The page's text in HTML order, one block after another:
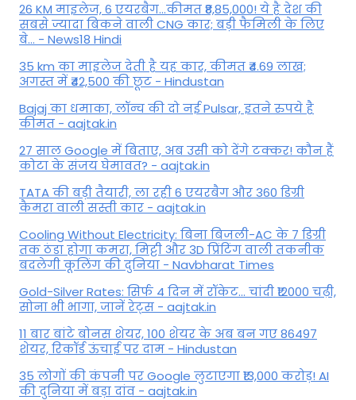
26 KM माइलेज, 6 एयरबैग...कीमत ₹8,85,000! ये है देश की
सबसे ज्यादा बिकने वाली CNG कार; बड़ी फैमिली के लिए
बे... - News18 Hindi
35 km का माइलेज देती है यह कार, कीमत ₹4.69 लाख;
अगस्त में ₹42,500 की छूट - Hindustan
Bajaj का धमाका, लॉन्च की दो नई Pulsar, इतने रुपये है
कीमत - aajtak.in
27 साल Google में बिताए, अब उसी को देंगे टक्कर! कौन हैं
कोटा के संजय घेमावत? - aajtak.in
TATA की बड़ी तैयारी, ला रही 6 एयरबैग और 360 डिग्री
कैमरा वाली सस्ती कार - aajtak.in
Cooling Without Electricity: बिना बिजली-AC के 7 डिग्री
तक ठंडा होगा कमरा, मिट्टी और 3D प्रिंटिंग वाली तकनीक
बदलेगी कूलिंग की दुनिया - Navbharat Times
Gold-Silver Rates: सिर्फ 4 दिन में रॉकेट... चांदी ₹12000 चढ़ी,
सोना भी भागा, जानें रेट्स - aajtak.in
11 बार बांटे बोनस शेयर, 100 शेयर के अब बन गए 86497
शेयर, रिकॉर्ड ऊंचाई पर दाम - Hindustan
35 लोगों की कंपनी पर Google लुटाएगा ₹13,000 करोड़! AI
की दुनिया में बड़ा दांव - aajtak.in